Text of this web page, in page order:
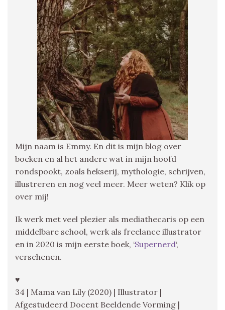
Mijn naam is Emmy. En dit is mijn blog over
boeken en al het andere wat in mijn hoofd
rondspookt, zoals hekserij, mythologie, schrijven,
illustreren en nog veel meer. Meer weten? Klik op
over mij!
Ik werk met veel plezier als mediathecaris op een
middelbare school, werk als freelance illustrator
en in 2020 is mijn eerste boek, ‘Supernerd‘,
verschenen.
♥
34 | Mama van Lily (2020) | Illustrator |
Afgestudeerd Docent Beeldende Vorming |